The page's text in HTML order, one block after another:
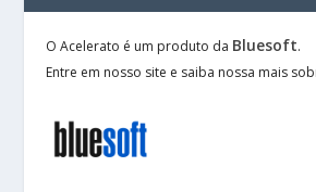
O Acelerato é um produto da Bluesoft.
Entre em nosso site e saiba nossa mais